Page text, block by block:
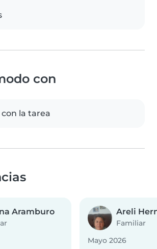
con
la tarea
Aramburo Areli
Familiar
Mayo 2026